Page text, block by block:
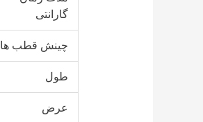
گارانتی
چینش قطب ها
طول
عرض